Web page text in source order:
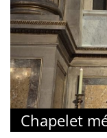
Chapelet